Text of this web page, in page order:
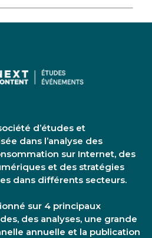
d’études et
dans l’analyse des
sur Internet, des
et des stratégies
dans différents secteurs.
sur 4 principaux
des analyses, une grande
annuelle et la publication